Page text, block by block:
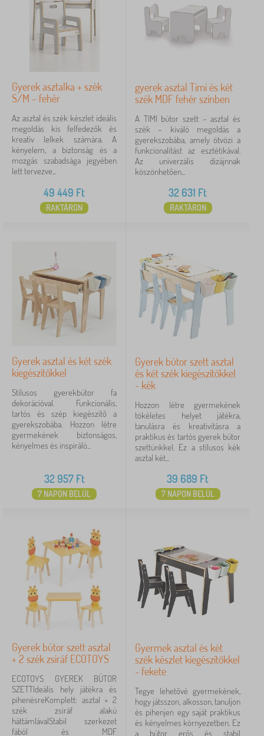
Gyerek asztalka + szék
S/M – fehér
Az asztal és szék készlet ideális
megoldás kis felfedezők és
kreatív lelkek számára. A
kényelem, a biztonság és a
mozgás szabadsága jegyében
lett tervezve...
49 449 Ft
RAKTÁRON
gyerek asztal Timi és két
szék MDF fehér színben
A TIMI bútor szett – asztal és
szék – kiváló megoldás a
gyerekszobába, amely ötvözi a
funkcionalitást az esztétikával.
Az univerzális dizájnnak
köszönhetően...
32 631 Ft
RAKTÁRON
Gyerek asztal és két szék
kiegészítőkkel
Stílusos gyerekbútor fa
dekorációval. Funkcionális,
tartós és szép kiegészítő a
gyerekszobába. Hozzon létre
gyermekének biztonságos,
kényelmes és inspiráló...
32 957Ft
7 NAPON BELÜL
Gyerek bútor szett asztal
és két szék kiegészítőkkel
- kék
Hozzon létre gyermekének
tökéletes helyet játékra,
tanulásra és kreativitásra a
praktikus és tartós gyerek bútor
szettünkkel. Ez a stílusos kék
asztal két...
39 689 Ft
7 NAPON BELÜL
Gyerek bútor szett asztal
+ 2 szék zsiráf ECOTOYS
ECOTOYS GYEREK BÚTOR
SZETTIdeális hely játékra és
pihenésreKomplett: asztal + 2
szék zsiráf alakú
háttámlávalStabil szerkezet
fából és MDF
Gyermek asztal és két
szék készlet kiegészítőkkel
- fekete
Tegye lehetővé gyermekének,
hogy játsszon, alkosson, tanuljon
és pihenjen egy saját praktikus
és kényelmes környezetben. Ez
a bútor erős és stabil